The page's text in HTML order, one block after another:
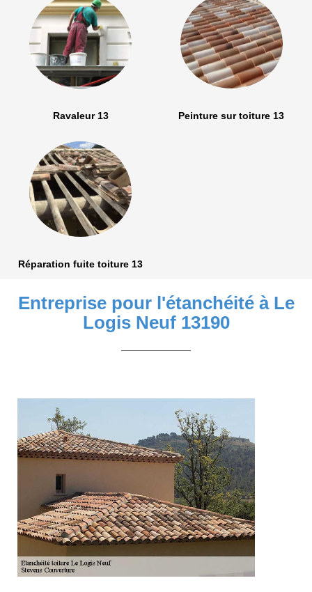
Ravaleur 13 Peinture sur toiture 13
Réparation fuite toiture 13
Entreprise pour l'étanchéité à Le
Logis Neuf 13190